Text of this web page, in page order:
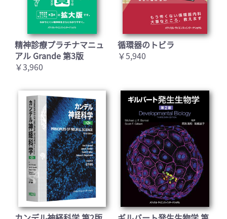
精神診療プラチナマニュ
アル Grande 第3版
￥3,960
循環器のトビラ
￥5,940